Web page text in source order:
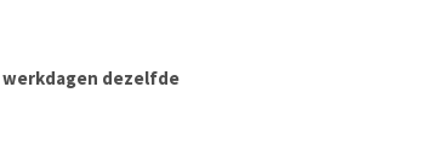
werkdagen dezelfde